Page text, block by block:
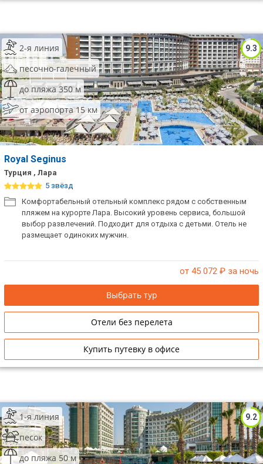
9.3
2-я линия
песочно-галечный
до пляжа 350 м
от аэропорта 15 км
Royal Seginus
Турция , Лара
5 звёзд
Комфортабельный отельный комплекс рядом с собственным
пляжем на курорте Лара. Высокий уровень сервиса, большой
выбор развлечений. Подходит для отдыха с детьми. Отель не
размещает одиноких мужчин.
от 45 072 ₽ за ночь
Выбрать тур
Отели без перелета
Купить путевку в офисе
9.2
1-я линия
песок
до пляжа 50 м